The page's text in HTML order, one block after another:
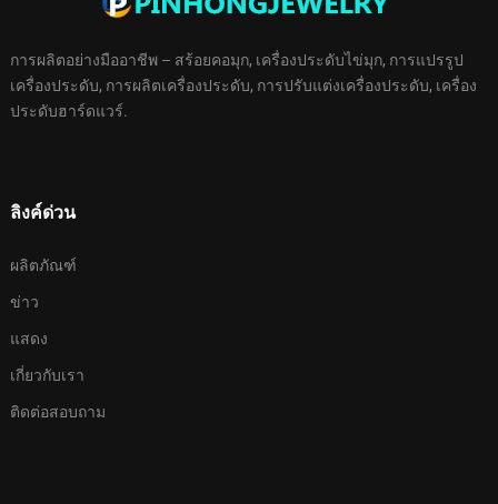
การผลิตอย่างมืออาชีพ – สร้อยคอมุก, เครื่องประดับไข่มุก, การแปรรูป
เครื่องประดับ, การผลิตเครื่องประดับ, การปรับแต่งเครื่องประดับ, เครื่อง
ประดับฮาร์ดแวร์.
ลิงค์ด่วน
ผลิตภัณฑ์
ข่าว
แสดง
เกี่ยวกับเรา
ติดต่อสอบถาม